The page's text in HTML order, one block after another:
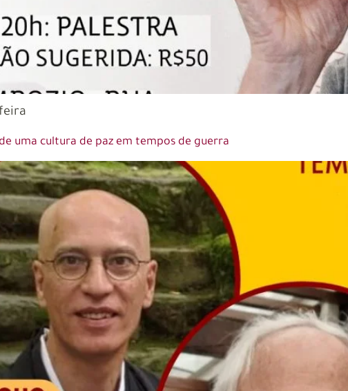
uma cultura de paz em tempos de guerra